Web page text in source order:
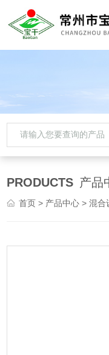
PRODUCTS 产品
首页 > 产品中心 >混合